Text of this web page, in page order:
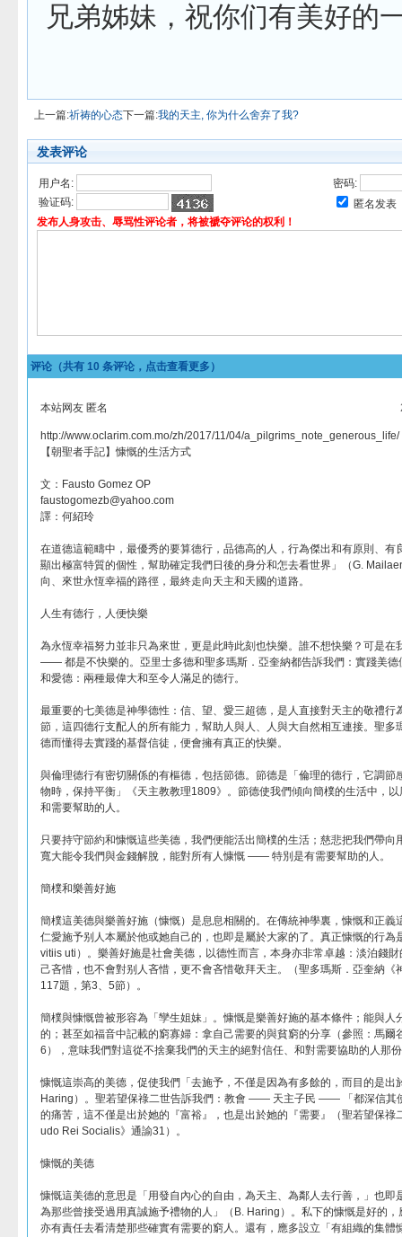
兄弟姊妹，祝你们有美好的
上一篇:祈祷的心态下一篇:我的天主, 你为什么舍弃了我?
发表评论
用户名:
密码:
验证码:
匿名发表
发布人身攻击、辱骂性评论者，将被褫夺评论的权利！
评论（共有 10 条评论，点击查看更多）
本站网友 匿名
http://www.oclarim.com.mo/zh/2017/11/04/a_pilgrims_note_generous_life/
【朝聖者手記】慷慨的生活方式
文：Fausto Gomez OP
faustogomezb@yahoo.com
譯：何紹玲
在道德這範疇中，最優秀的要算德行，品德高的人，行為傑出和有原則、有
顯出極富特質的個性，幫助確定我們日後的身分和怎去看世界」（G.
向、來世永恆幸福的路徑，最終走向天主和天國的道路。
人生有德行，人便快樂
為永恆幸福努力並非只為來世，更是此時此刻也快樂。誰不想快樂？可是
—— 都是不快樂的。亞里士多德和聖多瑪斯．亞奎納都告訴我們：實踐美德
和愛德：兩種最偉大和至令人滿足的德行。
最重要的七美德是神學德性：信、望、愛三超德，是人直接對天主的敬禮
節，這四德行支配人的所有能力，幫助人與人、人與大自然相互連接。聖多
德而懂得去實踐的基督信徒，便會擁有真正的快樂。
與倫理德行有密切關係的有樞德，包括節德。節德是「倫理的德行，它調節
物時，保持平衡」《天主教教理1809》。節德使我們傾向簡樸的生活中，
和需要幫助的人。
只要持守節約和慷慨這些美德，我們便能活出簡樸的生活；慈悲把我們帶向
寬大能令我們與金錢解脫，能對所有人慷慨 —— 特別是有需要幫助的人。
簡樸和樂善好施
簡樸這美德與樂善好施（慷慨）是息息相關的。在傳統神學裏，慷慨和正義
仁愛施予别人本屬於他或她自己的，也即是屬於大家的了。真正慷慨的行
vitiis uti）。樂善好施是社會美德，以德性而言，本身亦非常卓越：淡泊錢
己吝惜，也不會對别人吝惜，更不會吝惜敬拜天主。（聖多瑪斯．亞奎納《
117題，第3、5節）。
簡樸與慷慨曾被形容為「孿生姐妹」。慷慨是樂善好施的基本條件；能與人
的；甚至如福音中記載的窮寡婦：拿自己需要的與貧窮的分享（參照：馬
6），意味我們對這從不捨棄我們的天主的絕對信任、和對需要協助的人那
慷慨這崇高的美德，促使我們「去施予，不僅是因為有多餘的，而目的是出
Haring）。聖若望保祿二世告訴我們：教會 —— 天主子民 —— 「都深信其
的痛苦，這不僅是出於她的『富裕』，也是出於她的『需要』（聖若望保祿
udo Rei Socialis》通諭31）。
慷慨的美德
慷慨這美德的意思是「用發自內心的自由，為天主、為鄰人去行善，」也即
為那些曾接受過用真誠施予禮物的人」（B. Haring）。私下的慷慨是好的
亦有責任去看清楚那些確實有需要的窮人。還有，應多設立「有組織的集體